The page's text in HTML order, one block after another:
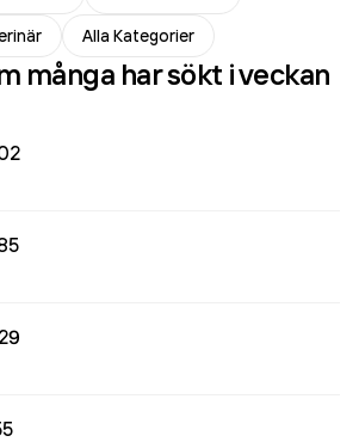
Alla Kategorier
många har sökt i veckan